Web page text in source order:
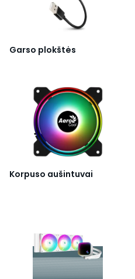
Garso plokštės
Korpuso aušintuvai